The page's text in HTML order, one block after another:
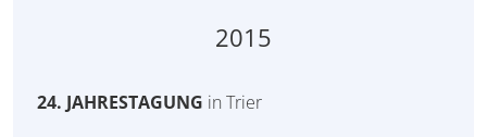
2015
24. JAHRESTAGUNG in Trier